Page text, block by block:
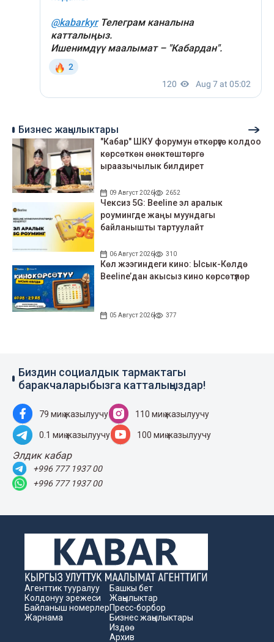
Бизнес жаңылыктары
"Кабар" ШКУ форумун өткөрүүгө колдоо
көрсөткөн өнөктөштөргө
ыраазычылык билдирет
09 Август 2026 2652
Чексиз 5G: Beeline эл аралык
роумингде жаңы муундагы
байланышты тартуулайт
06 Август 2026 310
Көл жээгиндеги кино: Ысык-Көлдө
Beeline’дан акысыз кино көрсөтүлөр
05 Август 2026 377
Биздин социалдык тармактагы
баракчаларыбызга катталыңыздар!
79 миң жазылуучу 110 миң жазылуучу
0.1 миң жазылуучу 100 миң жазылуучу
Элдик кабар
+996 777 1937 00
+996 777 1937 00
Агенттик тууралуу
Колдонуу эрежеси
Байланыш номерлер
Жарнама
Башкы бет
Жаңылыктар
Пресс-борбор
Бизнес жаңылыктары
Издөө
Архив